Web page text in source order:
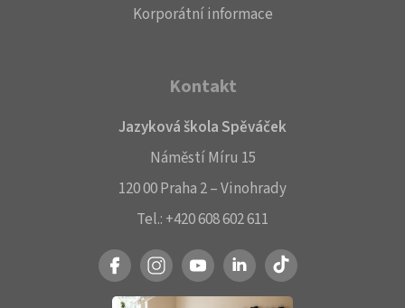
Korporátní informace
Kontakt
Jazyková škola Spěváček
Náměstí Míru 15
120 00 Praha 2 – Vinohrady
Tel.: +420 608 602 611